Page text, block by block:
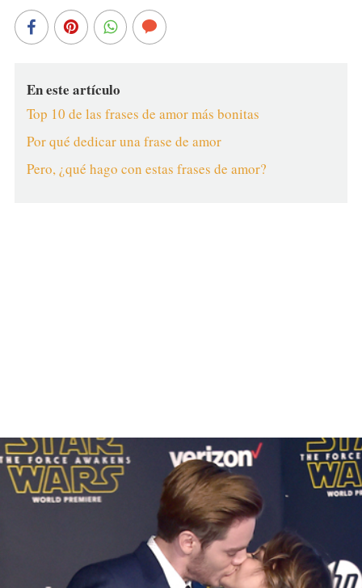
En este artículo
Top 10 de las frases de amor más bonitas
Por qué dedicar una frase de amor
Pero, ¿qué hago con estas frases de amor?